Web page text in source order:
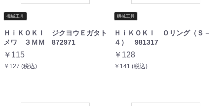
機械工具
ＨｉＫＯＫＩ ジクヨウＥガタト
メワ ３ＭＭ 872971
￥115
￥127 (税込)
機械工具
ＨｉＫＯＫＩ Ｏリング（Ｓ－
４） 981317
￥128
￥141 (税込)